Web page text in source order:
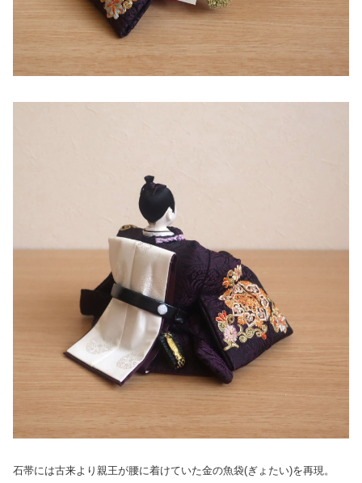
石帯には古来より親王が腰に着けていた金の魚袋(ぎょたい)を再現。